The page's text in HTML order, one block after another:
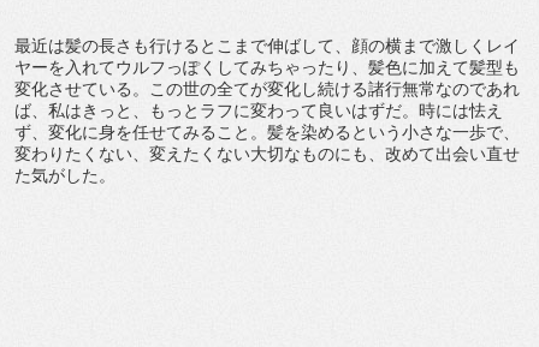
最近は髪の長さも行けるとこまで伸ばして、顔の横まで激しくレイ
ヤーを入れてウルフっぽくしてみちゃったり、髪色に加えて髪型も
変化させている。この世の全てが変化し続ける諸行無常なのであれ
ば、私はきっと、もっとラフに変わって良いはずだ。時には怯え
ず、変化に身を任せてみること。髪を染めるという小さな一歩で、
変わりたくない、変えたくない大切なものにも、改めて出会い直せ
た気がした。